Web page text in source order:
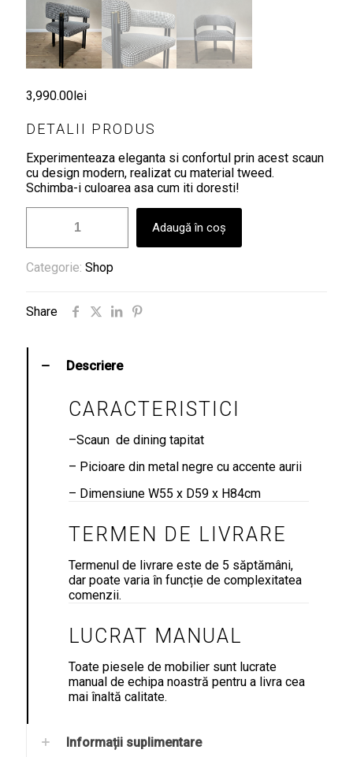
3,990.00lei
DETALII PRODUS
Experimenteaza eleganta si confortul prin acest scaun
cu design modern, realizat cu material tweed.
Schimba-i culoarea asa cum iti doresti!
Adaugă în coș
Categorie: Shop
Share
Descriere
CARACTERISTICI
–Scaun de dining tapitat
– Picioare din metal negre cu accente aurii
– Dimensiune W55 x D59 x H84cm
TERMEN DE LIVRARE
Termenul de livrare este de 5 săptămâni,
dar poate varia în funcție de complexitatea
comenzii.
LUCRAT MANUAL
Toate piesele de mobilier sunt lucrate
manual de echipa noastră pentru a livra cea
mai înaltă calitate.
Informații suplimentare